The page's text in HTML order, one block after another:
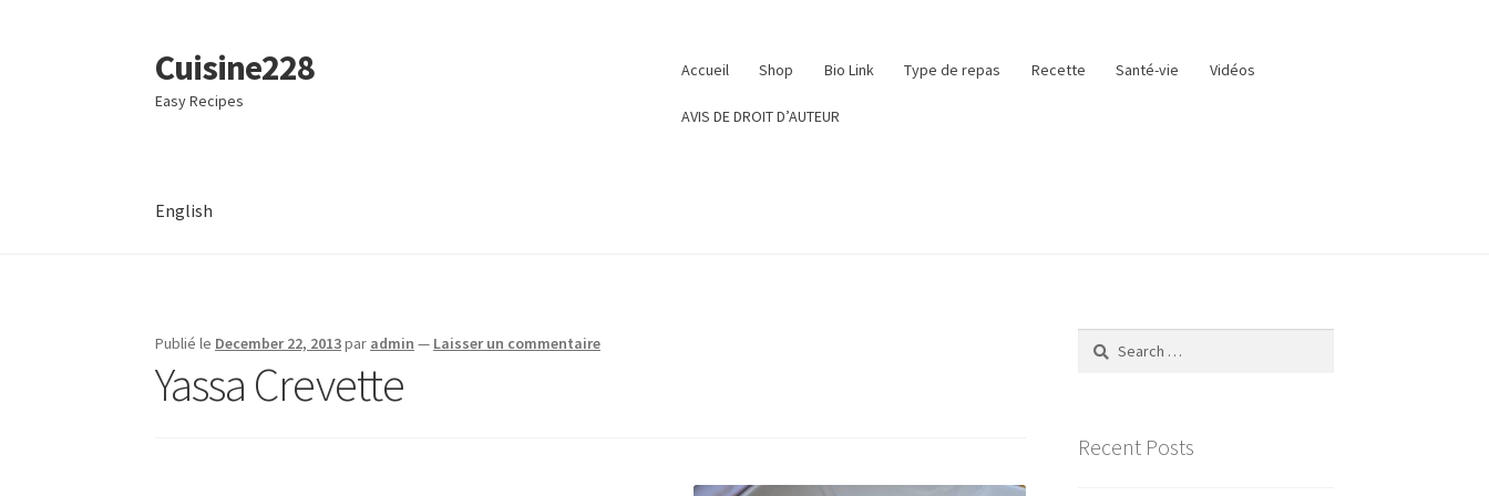
Aller
à
la
Aller
au
contenu
Cuisine228
Easy Recipes
Accueil Shop Bio Link Type de repas Recette Santé-vie Vidéos
AVIS DE DROIT D’AUTEUR
English
Publié le December 22, 2013par admin — Laisser un commentaire
Yassa Crevette
Search
Recent Posts